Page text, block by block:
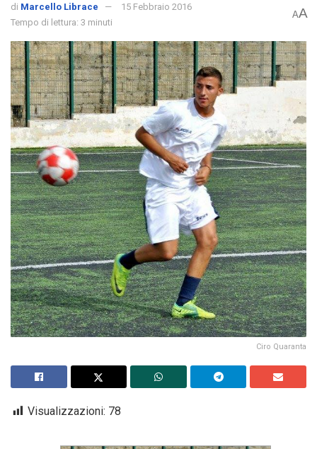
di Marcello Librace
15 Febbraio 2016
Tempo di lettura: 3 minuti
AA
Ciro Quaranta
Visualizzazioni: 78